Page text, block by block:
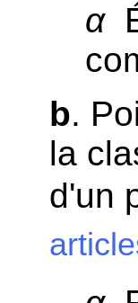
α
b.
la
d'un